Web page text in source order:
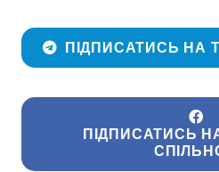
ПІДПИСАТИСЬ НА
ПІДПИСАТИСЬ НА